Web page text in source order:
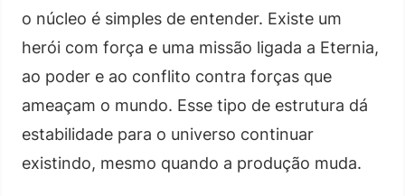
o núcleo é simples de entender. Existe um
herói com força e uma missão ligada a Eternia,
ao poder e ao conflito contra forças que
ameaçam o mundo. Esse tipo de estrutura dá
estabilidade para o universo continuar
existindo, mesmo quando a produção muda.